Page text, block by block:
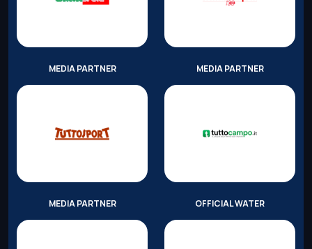
MEDIA PARTNER MEDIA PARTNER
MEDIA PARTNER OFFICIAL WATER